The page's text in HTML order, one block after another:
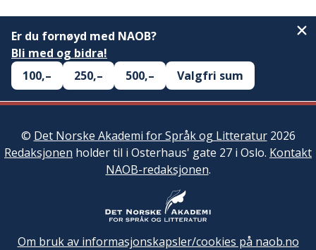
Er du fornøyd med NAOB?
Bli med og bidra!
100,–
250,– 500,– Valgfri sum
© Det Norske Akademi for Språk og Litteratur2026
Redaksjonen holder til i Osterhaus' gate 27 i Oslo. Kontakt
NAOB-redaksjonen.
Om bruk av informasjonskapsler/cookies på naob.no